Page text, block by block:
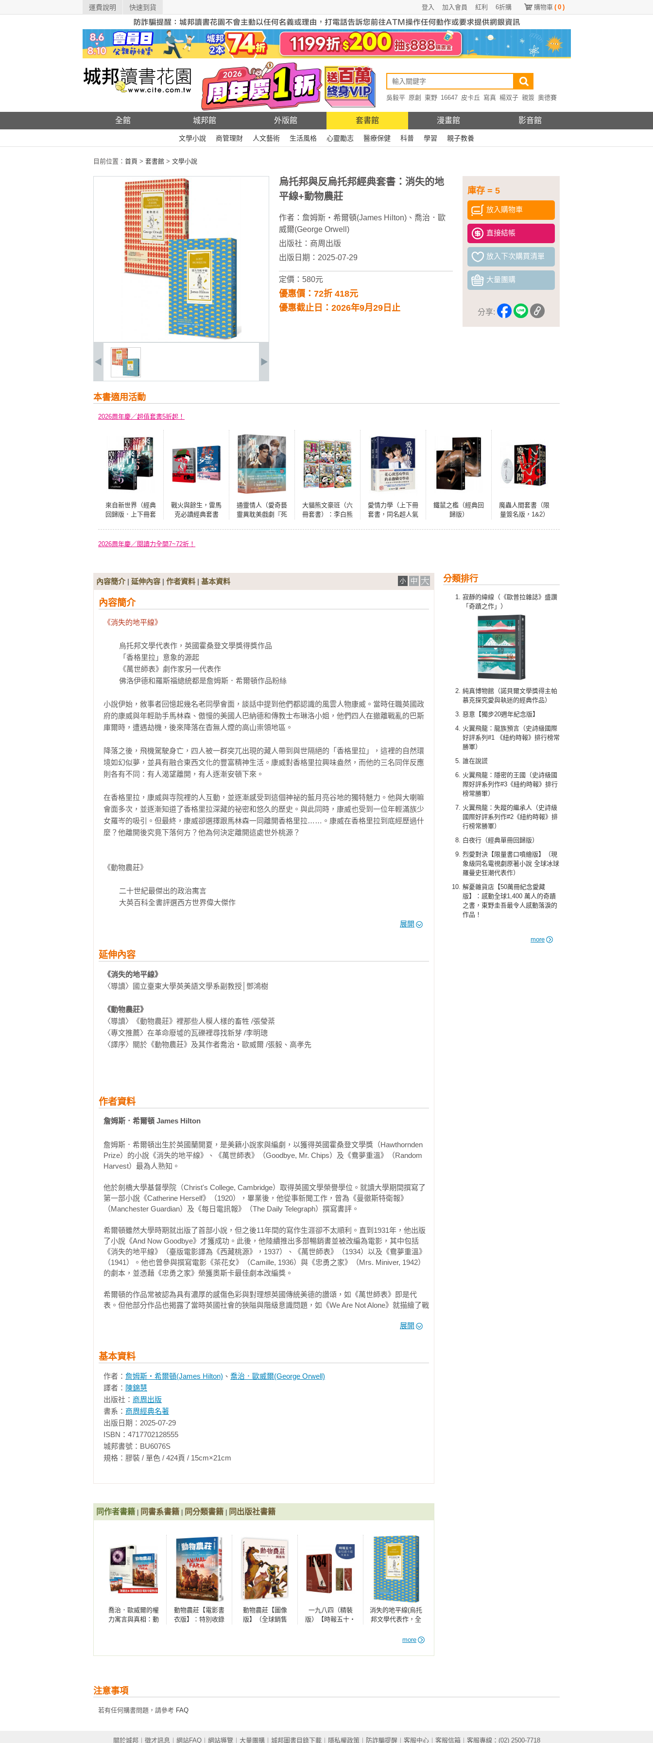
運費說明 快速到貨 購物車 ( 0 )
6折購
紅利
加入會員
登入
吳毅平 原創 東野 16647 皮卡丘 寫真 楊双子 親簽 奧德賽
全館 城邦館 外版館 套書館 漫畫館 影音館
文學小說 商管理財 人文藝術 生活風格 心靈勵志 醫療保健 科普 學習 親子教養
目前位置： 首頁 > 套書館 > 文學小說
庫存 = 5
放入購物車
直接結帳
放入下次購買清單
大量團購
分享:
烏托邦與反烏托邦經典套書：消失的地
平線+動物農莊
作者： 詹姆斯‧希爾頓(James Hilton) 、 喬治．歐
威爾(George Orwell)
出版社： 商周出版
出版日期：2025-07-29
定價：580元
優惠價：72折 418元
優惠截止日：2026年9月29日止
本書適用活動
2026周年慶／超值套書5折起！
來自新世界（經典
回歸版．上下冊套
戰火與餘生，雷馬
克必讀經典套書
通靈情人（愛奇藝
靈異耽美戲劇『死
大貓熊文豪班（六
冊套書）：李白熊
愛情力學（上下冊
套書，同名超人氣
鐵鼠之檻（經典回
歸版）
魔蟲人間套書（限
量簽名版，1&2）
2026周年慶／閱讀力全開7~72折！
分類排行
寂靜的緯線（《歐普拉雜誌》盛讚
「奇蹟之作」）
純真博物館（諾貝爾文學獎得主帕
慕克探究愛與執迷的經典作品）
惡意【獨步20週年紀念版】
火翼飛龍：龍族預言（史詩級國際
好評系列#1 《紐約時報》排行榜常
勝軍）
誰在說謊
火翼飛龍：隱密的王國（史詩級國
際好評系列作#3《紐約時報》排行
榜常勝軍）
火翼飛龍：失蹤的繼承人（史詩級
國際好評系列作#2《紐約時報》排
行榜常勝軍）
白夜行（經典單冊回歸版）
烈愛對決【限量書口噴繪版】（現
象級同名電視劇原著小說 全球冰球
羅曼史狂潮代表作）
解憂雜貨店【50萬冊紀念愛藏
版】：感動全球1,400 萬人的奇蹟
之書，東野圭吾最令人感動落淚的
作品！
more
內容簡介| 延伸內容 | 作者資料 | 基本資料
內容簡介
《消失的地平線》
小說伊始，敘事者回憶起幾名老同學會面，談話中提到他們都認識的風雲人物康威。當時任職英國政
府的康威與年輕助手馬林森、傲慢的美國人巴納德和傳教士布琳洛小姐，他們四人在撤離戰亂的巴斯
庫爾時，遭遇劫機，後來降落在杳無人煙的高山崇領地區。
降落之後，飛機駕駛身亡，四人被一群突兀出現的藏人帶到與世隔絕的「香格里拉」，這裡的自然環
境如幻似夢，並具有融合東西文化的豐富精神生活。康威對香格里拉興味盎然，而他的三名同伴反應
則各有不同：有人渴望離開，有人逐漸安頓下來。
在香格里拉，康威與寺院裡的人互動，並逐漸感受到這個神祕的藍月亮谷地的獨特魅力。他與大喇嘛
會面多次，並逐漸知道了香格里拉深藏的祕密和悠久的歷史。與此同時，康威也受到一位年輕滿族少
女羅岑的吸引。但最終，康威卻選擇跟馬林森一同離開香格里拉……。康威在香格里拉到底經歷過什
麼？他離開後究竟下落何方？他為何決定離開這處世外桃源？
《動物農莊》
得。果真，動物們合力將瓊斯先生一家及他的員工都趕走了。但是這些動物又立即再落入另一個困境
裡，因為豬領導還是用類似前農莊主人的管理方式對待牠們，最後甚至發生了令人驚恐的一幕，豬抬
起了前腳，開始學人走路……
的口頭禪。在以英語為母語的國家裡，它可以說早已家喻戶曉，同時它也被譯成二十多種文字在全世
界流傳。
嚴格的說，它不是一部小說，而是一個諷刺性的政治寓言。內容豐富、深刻，文字卻十分淺顯、明
展開
延伸內容
《消失的地平線》
〈導讀〉國立臺東大學英美語文學系副教授│鄧鴻樹
《動物農莊》
〈導讀〉《動物農莊》裡那些人模人樣的畜牲 /張瑩棻
〈專文推薦〉在革命廢墟的瓦礫裡尋找新芽 /李明璁
〈譯序〉關於《動物農莊》及其作者喬治‧歐威爾 /張毅、高孝先
作者資料
詹姆斯．希爾頓 James Hilton
詹姆斯．希爾頓出生於英國蘭開夏，是美籍小說家與編劇，以獲得英國霍桑登文學獎（Hawthornden
Prize）的小說《消失的地平線》、《萬世師表》（Goodbye, Mr. Chips）及《鴦夢重溫》（Random
Harvest）最為人熟知。
他於劍橋大學基督學院（Christ's College, Cambridge）取得英國文學榮譽學位。就讀大學期間撰寫了
第一部小說《Catherine Herself》（1920），畢業後，他從事新聞工作，曾為《曼徹斯特衛報》
（Manchester Guardian）及《每日電訊報》（The Daily Telegraph）撰寫書評。
希爾頓雖然大學時期就出版了首部小說，但之後11年間的寫作生涯卻不太順利。直到1931年，他出版
了小說《And Now Goodbye》才獲成功。此後，他陸續推出多部暢銷書並被改編為電影，其中包括
《消失的地平線》（臺版電影譯為《西藏桃源》，1937）、《萬世師表》（1934）以及《鴦夢重溫》
（1941）。他也曾參與撰寫電影《茶花女》（Camille, 1936）與《忠勇之家》（Mrs. Miniver, 1942）
的劇本，並憑藉《忠勇之家》榮獲奧斯卡最佳劇本改編獎。
希爾頓的作品常被認為具有濃厚的感傷色彩與對理想英國傳統美德的讚頌，如《萬世師表》即是代
表。但他部分作品也揭露了當時英國社會的狹隘與階級意識問題，如《We Are Not Alone》就描繪了戰
1948年至1952年間，希爾頓除了文學界，也活躍於廣播界，主持有知名節目《Hallmark Playhouse》
喬治．歐威爾 George Orwell
1903年生於印度。之後母親帶著他回到英國。11歲在報紙發表一篇詩作《醒來吧，英格蘭的小夥子
們》。14歲考進著名的伊頓公學，並獲取獎學金。
1921年，從伊頓公學畢業，考取公職，到緬甸當帝國警察。在那裡，看著殖民地人民的悲慘生活，他
深深感到「帝國主義是一種暴虐」，並為此良心備受煎熬，於是在1927辭職。
1928年1月，他回到英國，就深入到社會最底層，四處漂泊流落。後來寫下了關於這段經歷的紀實性作
品《巴黎倫敦落魄記》（Down and Out in Paris and London，1933）。這部作品布萊爾用了筆名「喬
1936年，他參加西班牙內戰。1938年發表的《向加泰隆尼亞的禮讚》（Homage to Catalonia）便是揭
發體驗內戰實際情形和提出譴責的書籍。
1945年代末出版名作《動物農莊》（Animal Farm：A Fairy Story）、《一九八四》（Nineteen Eighty-
1950年1月，病逝於倫敦的醫院。他為後人留下的大量作品，其影響已不可估量。以至於為了指某些歐
展開
基本資料
作者： 詹姆斯‧希爾頓(James Hilton) 、 喬治．歐威爾(George Orwell)
譯者： 陳錦慧
出版社： 商周出版
書系： 商周經典名著
出版日期：2025-07-29
ISBN：4717702128555
城邦書號：BU6076S
規格：膠裝 / 單色 / 424頁 / 15cm×21cm
同作者書籍 同書系書籍 同分類書籍 同出版社書籍
喬治．歐威爾的權
力寓言與真相：動
物農莊》電影早優
動物農莊【電影書
衣版】：特別收錄
何寫作〉
動物農莊【圖像
版】（全球銷售
一九八四（精裝
版）【時報五十‧
消失的地平線(烏托
邦文學代表作，全
more
注意事項
若有任何購書問題，請參考 FAQ
關於城邦︱ 徵才訊息 網站FAQ︱ 網站導覽︱ 大量團購︱ 城邦圖書目錄下載︱ 隱私權政策︱ 防詐騙提醒 客服中心︱ 客服信箱︱客服專線：(02) 2500-7718